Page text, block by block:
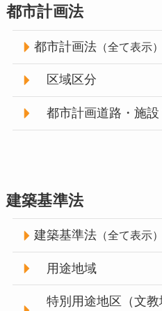
都市計画法
都市計画法 （全て表示）
区域区分
都市計画道路・施設
建築基準法
建築基準法 （全て表示）
用途地域
特別用途地区（文教